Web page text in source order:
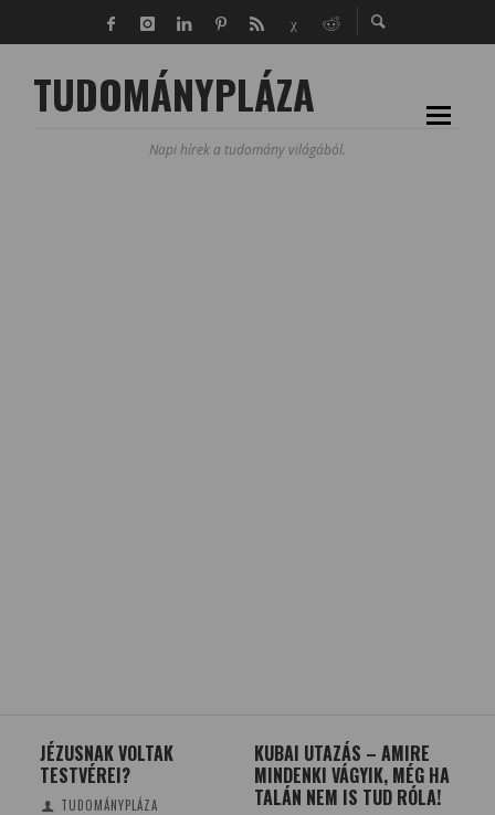
TUDOMÁNYPLÁZA
Napi hírek a tudomány világából.
KUBAI UTAZÁS – AMIRE
MINDENKI VÁGYIK, MÉG HA
TALÁN NEM IS TUD RÓLA!
COCA-COLA TECHNOLÓGIA
AZ AUTÓGYÁRTÁSBAN
TUDOMÁNYPLÁZA